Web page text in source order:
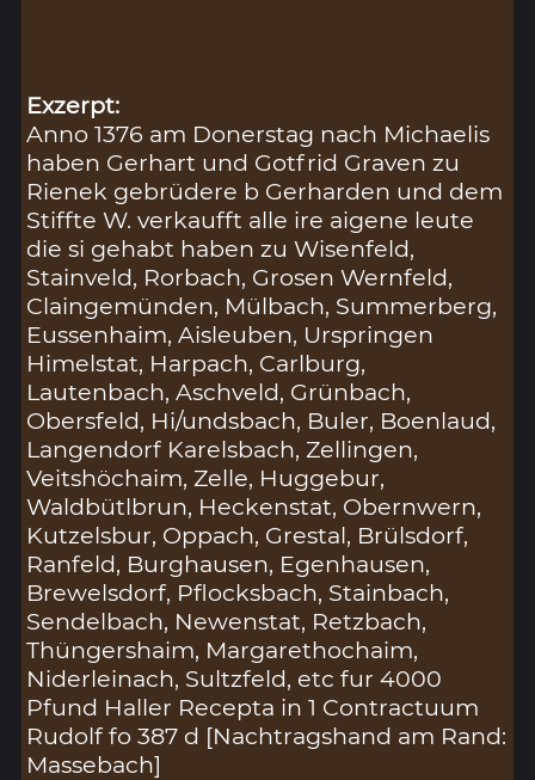
Exzerpt:
Anno 1376 am Donerstag nach Michaelis
haben Gerhart und Gotfrid Graven zu
Rienek gebrüdere b Gerharden und dem
Stiffte W. verkaufft alle ire aigene leute
die si gehabt haben zu Wisenfeld,
Stainveld, Rorbach, Grosen Wernfeld,
Claingemünden, Mülbach, Summerberg,
Eussenhaim, Aisleuben, Urspringen
Himelstat, Harpach, Carlburg,
Lautenbach, Aschveld, Grünbach,
Obersfeld, Hi/undsbach, Buler, Boenlaud,
Langendorf Karelsbach, Zellingen,
Veitshöchaim, Zelle, Huggebur,
Waldbütlbrun, Heckenstat, Obernwern,
Kutzelsbur, Oppach, Grestal, Brülsdorf,
Ranfeld, Burghausen, Egenhausen,
Brewelsdorf, Pflocksbach, Stainbach,
Sendelbach, Newenstat, Retzbach,
Thüngershaim, Margarethochaim,
Niderleinach, Sultzfeld, etc fur 4000
Pfund Haller Recepta in 1 Contractuum
Rudolf fo 387 d [Nachtragshand am Rand:
Massebach]